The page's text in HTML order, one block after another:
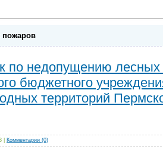
пожаров
по недопущению лесных
бюджетного
территорий
Комментарии (0)